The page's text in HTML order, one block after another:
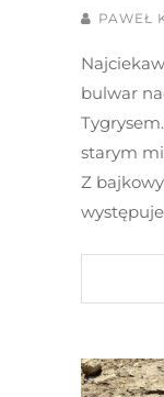
PAWEŁ
bulwar
starym
Z